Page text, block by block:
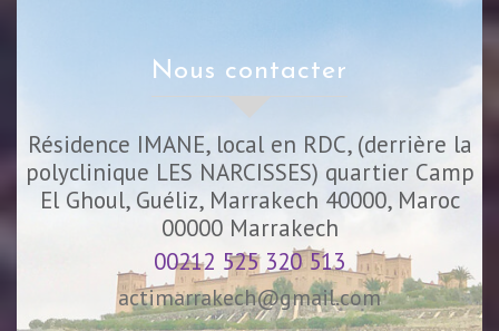
nous contacter
Résidence IMANE, local en RDC, (derrière la
polyclinique LES NARCISSES) quartier Camp
El Ghoul, Guéliz, Marrakech 40000, Maroc
00000 Marrakech
00212 525 320 513
actimarrakech@gmail.com